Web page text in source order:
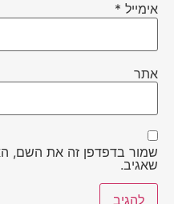
אימייל *
אתר
שמור בדפדפן זה את השם,
שאגיב.